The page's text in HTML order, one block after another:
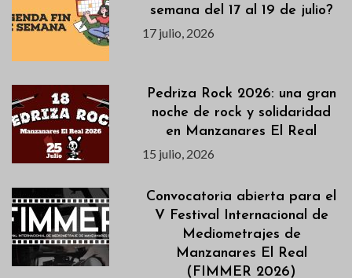
semana del 17 al 19 de julio?
17 julio, 2026
Pedriza Rock 2026: una gran
noche de rock y solidaridad
en Manzanares El Real
15 julio, 2026
Convocatoria abierta para el
V Festival Internacional de
Mediometrajes de
Manzanares El Real
(FIMMER 2026)